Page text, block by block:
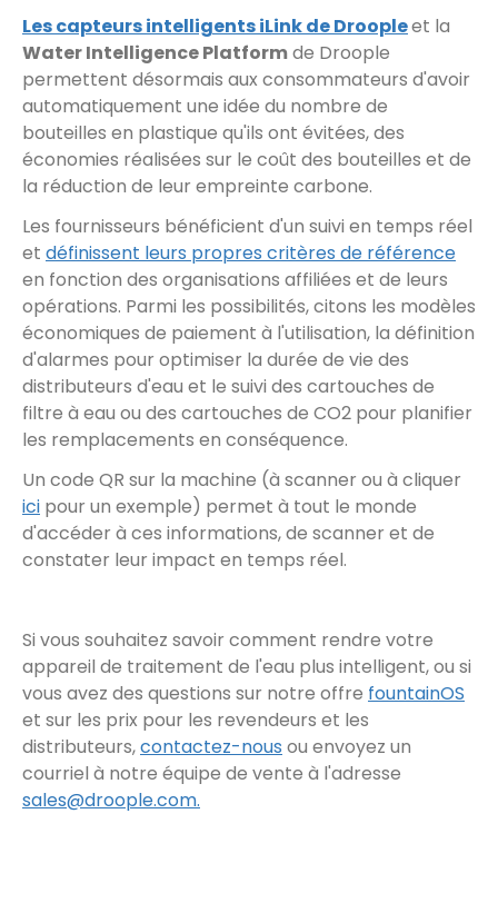
Les capteurs intelligents iLink de Droopleet la
Water Intelligence Platformde Droople
permettent désormais aux consommateurs d'avoir
automatiquement une idée du nombre de
bouteilles en plastique qu'ils ont évitées, des
économies réalisées sur le coût des bouteilles et de
la réduction de leur empreinte carbone.
Les fournisseurs bénéficient d'un suivi en temps réel
et définissent leurs propres critères de référence
en fonction des organisations affiliées et de leurs
opérations. Parmi les possibilités, citons les modèles
économiques de paiement à l'utilisation, la définition
d'alarmes pour optimiser la durée de vie des
distributeurs d'eau et le suivi des cartouches de
filtre à eau ou des cartouches de CO2 pour planifier
les remplacements en conséquence.
Un code QR sur la machine (à scanner ou à cliquer
ici pour un exemple) permet à tout le monde
d'accéder à ces informations, de scanner et de
constater leur impact en temps réel.
Si vous souhaitez savoir comment rendre votre
appareil de traitement de l'eau plus intelligent, ou si
vous avez des questions sur notre offre fountainOS
et sur les prix pour les revendeurs et les
distributeurs,contactez-nous ou envoyez un
courriel à notre équipe de vente à l'adresse
sales@droople.com.